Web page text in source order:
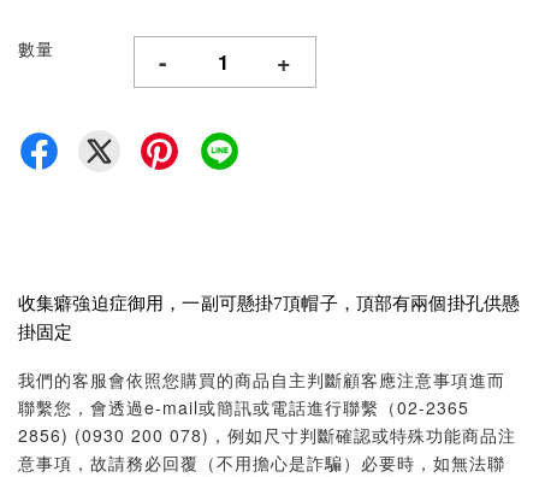
數量 - +
收集癖強迫症御用，一副可懸掛7頂帽子，頂部有兩個掛孔供懸
掛固定
我們的客服會依照您購買的商品自主判斷顧客應注意事項進而
聯繫您，會透過e-mail或簡訊或電話進行聯繫（02-2365
2856) (0930 200 078)，例如尺寸判斷確認或特殊功能商品注
意事項，故請務必回覆（不用擔心是詐騙）必要時，如無法聯